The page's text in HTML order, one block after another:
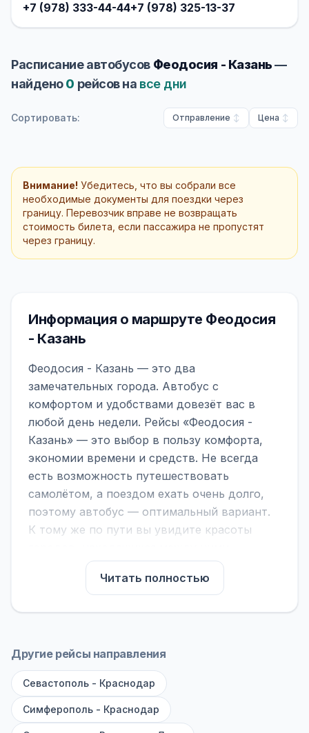
+7 (978) 333-44-44+7 (978) 325-13-37
Расписание автобусов Феодосия - Казань—
найдено0 рейсов на все дни
Сортировать: Отправление Цена
Внимание! Убедитесь, что вы собрали все
необходимые документы для поездки через
границу. Перевозчик вправе не возвращать
стоимость билета, если пассажира не пропустят
через границу.
Информация о маршруте Феодосия
- Казань
Феодосия - Казань — это два
замечательных города. Автобус с
комфортом и удобствами довезёт вас в
любой день недели. Рейсы «Феодосия -
Казань» — это выбор в пользу комфорта,
экономии времени и средств. Не всегда
есть возможность путешествовать
самолётом, а поездом ехать очень долго,
поэтому автобус — оптимальный вариант.
К тому же по пути вы увидите красоты
На нашем сайте вы можете найти
расписание автобусов Феодосия - Казань,
сравнить рейсы и выбрать подходящий.
на микроавтобусы (8–18 мест). Если важен
(от 40 мест): у них лучше подвеска и
дорога ощущается меньше.
Читать полностью
Другие рейсы направления
Севастополь - Краснодар
Симферополь - Краснодар